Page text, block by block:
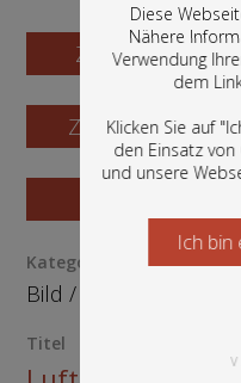
Diese
Nähere
Verwendung
dem
Klicken Sie auf
den Einsatz
und unsere
In diesem
Bestände
Grafiken
Ich bin
Zum Digitalisat
Zum Katalogisat
Kategorie / Medientyp
Bild/
Titel